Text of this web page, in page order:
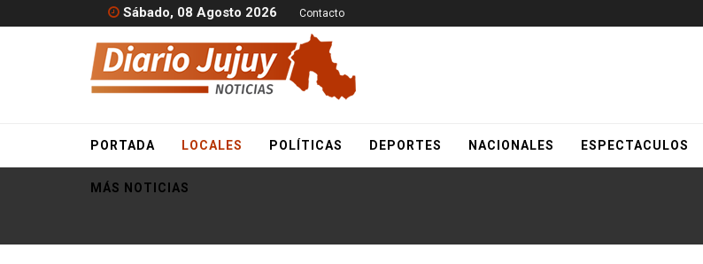
Sábado, 08 Agosto 2026 Contacto
PORTADA LOCALES POLÍTICAS DEPORTES NACIONALES ESPECTACULOS
MÁS NOTICIAS